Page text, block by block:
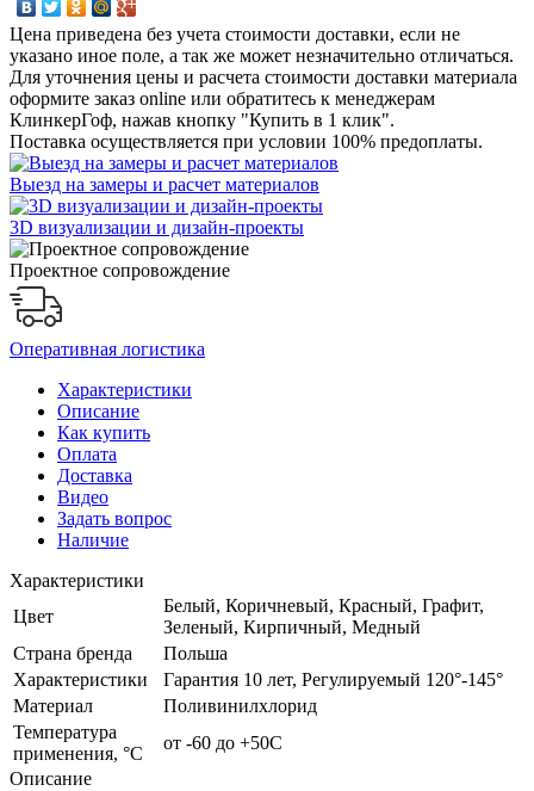
Цена приведена без учета стоимости доставки, если не
указано иное поле, а так же может незначительно отличаться.
Для уточнения цены и расчета стоимости доставки материала
оформите заказ online или обратитесь к менеджерам
КлинкерГоф, нажав кнопку "Купить в 1 клик".
Поставка осуществляется при условии 100% предоплаты.
Выезд на замеры и расчет материалов
3D визуализации и дизайн-проекты
Проектное сопровождение
Оперативная логистика
Характеристики
Описание
Как купить
Оплата
Доставка
Видео
Задать вопрос
Наличие
Характеристики
Цвет
Белый, Коричневый, Красный, Графит,
Зеленый, Кирпичный, Медный
Страна бренда
Польша
Характеристики
Гарантия 10 лет, Регулируемый 120°-145°
Материал
Поливинилхлорид
Температура
применения, °С
от -60 до +50С
Описание